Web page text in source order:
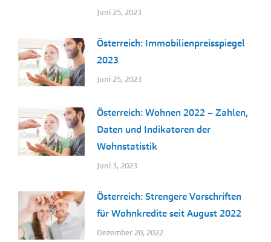
Juni 25, 2023
Österreich: Immobilienpreisspiegel
2023
Juni 25, 2023
Österreich: Wohnen 2022 – Zahlen,
Daten und Indikatoren der
Wohnstatistik
Juni 3, 2023
Österreich: Strengere Vorschriften
für Wohnkredite seit August 2022
Dezember 20, 2022